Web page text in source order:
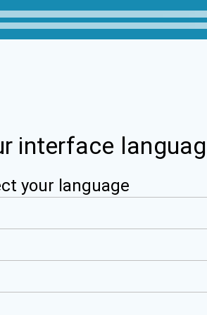
interface
your language